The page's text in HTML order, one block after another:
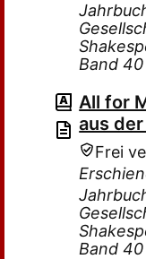
Band 40
All for
aus
Frei
Band 40